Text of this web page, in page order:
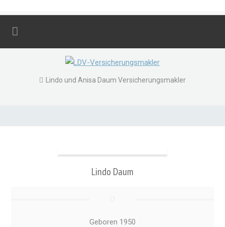
Lindo und Anisa Daum Versicherungsmakler
Lindo Daum
Geboren 1950